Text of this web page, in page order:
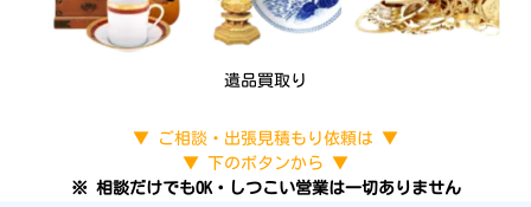
遺品買取り
▼ ご相談・出張見積もり依頼は ▼
▼ 下のボタンから ▼
※ 相談だけでもOK・しつこい営業は一切ありません